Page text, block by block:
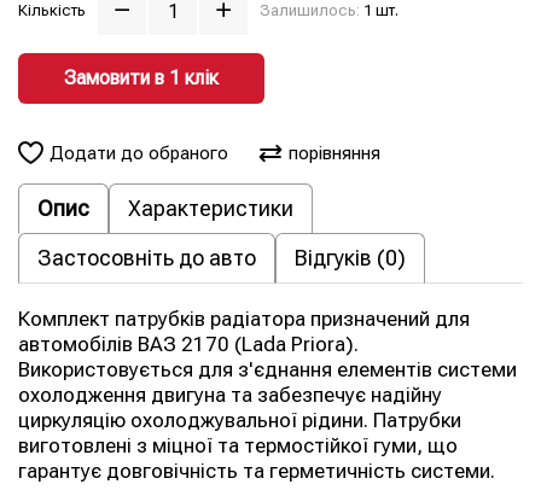
Кількість Залишилось: 1 шт.
Замовити в 1 клiк
Додати до обраного порівняння
Опис
Характеристики
Застосовніть до авто
Відгуків (0)
Комплект патрубків радіатора призначений для
автомобілів ВАЗ 2170 (Lada Priora).
Використовується для з'єднання елементів системи
охолодження двигуна та забезпечує надійну
циркуляцію охолоджувальної рідини. Патрубки
виготовлені з міцної та термостійкої гуми, що
гарантує довговічність та герметичність системи.